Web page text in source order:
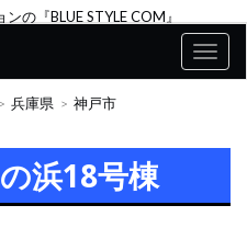
の『BLUE STYLE COM』
兵庫県
神戸市
浜18号棟